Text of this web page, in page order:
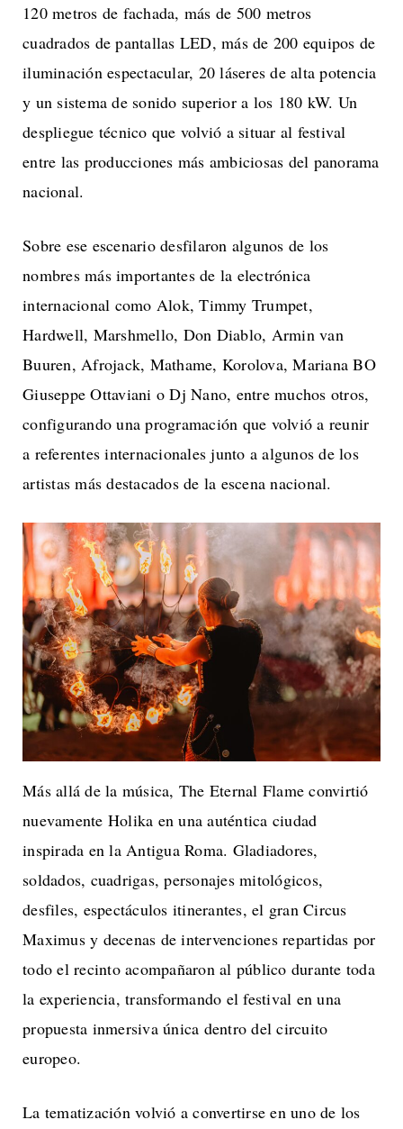
120 metros de fachada, más de 500 metros
cuadrados de pantallas LED, más de 200 equipos de
iluminación espectacular, 20 láseres de alta potencia
y un sistema de sonido superior a los 180 kW. Un
despliegue técnico que volvió a situar al festival
entre las producciones más ambiciosas del panorama
nacional.
Sobre ese escenario desfilaron algunos de los
nombres más importantes de la electrónica
internacional como Alok, Timmy Trumpet,
Hardwell, Marshmello, Don Diablo, Armin van
Buuren, Afrojack, Mathame, Korolova, Mariana BO
Giuseppe Ottaviani o Dj Nano, entre muchos otros,
configurando una programación que volvió a reunir
a referentes internacionales junto a algunos de los
artistas más destacados de la escena nacional.
Más allá de la música, The Eternal Flame convirtió
nuevamente Holika en una auténtica ciudad
inspirada en la Antigua Roma. Gladiadores,
soldados, cuadrigas, personajes mitológicos,
desfiles, espectáculos itinerantes, el gran Circus
Maximus y decenas de intervenciones repartidas por
todo el recinto acompañaron al público durante toda
la experiencia, transformando el festival en una
propuesta inmersiva única dentro del circuito
europeo.
La tematización volvió a convertirse en uno de los